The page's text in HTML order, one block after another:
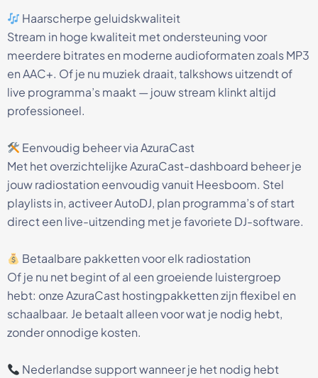
Haarscherpe geluidskwaliteit
Stream in hoge kwaliteit met ondersteuning voor
meerdere bitrates en moderne audioformaten zoals MP3
en AAC+. Of je nu muziek draait, talkshows uitzendt of
live programma’s maakt — jouw stream klinkt altijd
professioneel.
Eenvoudig beheer via AzuraCast
Met het overzichtelijke AzuraCast-dashboard beheer je
jouw radiostation eenvoudig vanuit Heesboom. Stel
playlists in, activeer AutoDJ, plan programma’s of start
direct een live-uitzending met je favoriete DJ-software.
Betaalbare pakketten voor elk radiostation
Of je nu net begint of al een groeiende luistergroep
hebt: onze AzuraCast hostingpakketten zijn flexibel en
schaalbaar. Je betaalt alleen voor wat je nodig hebt,
zonder onnodige kosten.
Nederlandse support wanneer je het nodig hebt